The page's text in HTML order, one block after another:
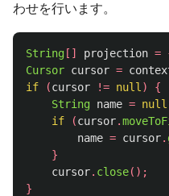
わせを行います。
String [] projection =
Cursor cursor =
if
(cursor != null )
{
String name = null
if
(cursor.
name = cursor.
}
cursor. close();
}